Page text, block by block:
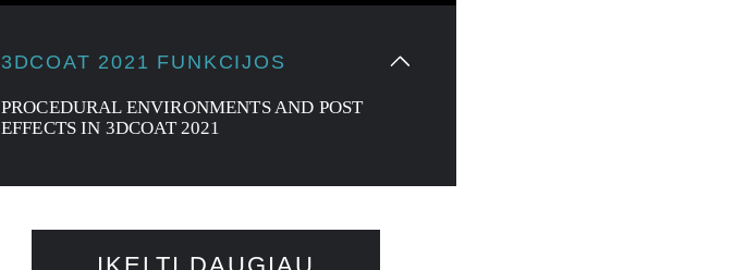
3DCOAT 2021 FUNKCIJOS
PROCEDURAL ENVIRONMENTS AND POST
EFFECTS IN 3DCOAT 2021